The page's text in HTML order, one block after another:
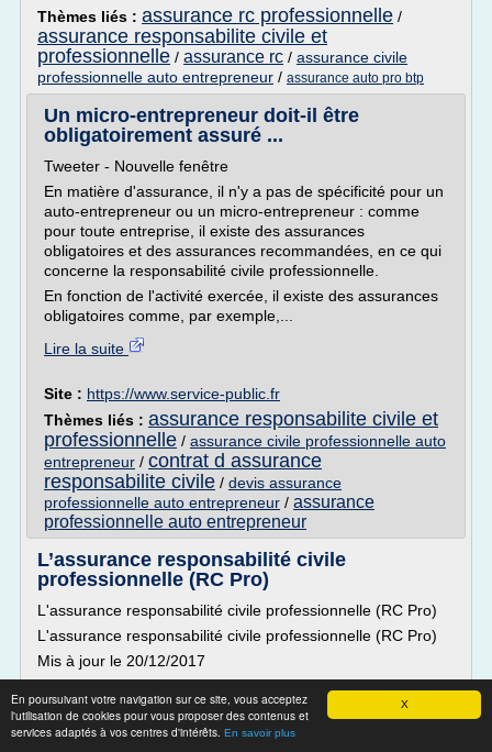
X
En poursuivant votre navigation sur ce site, vous acceptez
l'utilisation de cookies pour vous proposer des contenus et
services adaptés à vos centres d'intérêts. En savoir plus
Thèmes liés : assurance rc professionnelle /
assurance responsabilite civile et
professionnelle / assurance rc / assurance civile
professionnelle auto entrepreneur / assurance auto pro btp
Un micro-entrepreneur doit-il être
obligatoirement assuré ...
Tweeter - Nouvelle fenêtre
En matière d'assurance, il n'y a pas de spécificité pour un
auto-entrepreneur ou un micro-entrepreneur : comme
pour toute entreprise, il existe des assurances
obligatoires et des assurances recommandées, en ce qui
concerne la responsabilité civile professionnelle.
En fonction de l'activité exercée, il existe des assurances
obligatoires comme, par exemple,...
Lire la suite
Site : https://www.service-public.fr
Thèmes liés : assurance responsabilite civile et
professionnelle / assurance civile professionnelle auto
entrepreneur / contrat d assurance
responsabilite civile / devis assurance
professionnelle auto entrepreneur / assurance
professionnelle auto entrepreneur
L’assurance responsabilité civile
professionnelle (RC Pro)
L'assurance responsabilité civile professionnelle (RC Pro)
L'assurance responsabilité civile professionnelle (RC Pro)
Mis à jour le 20/12/2017
couvre financièrement une entreprise lorsqu'elle engendre
un dommage à un tiers lors de l'exercice de son activité. Le